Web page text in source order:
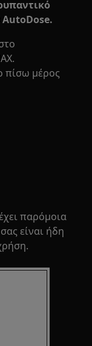
πίσω μέρος
παρόμοια
είναι ήδη